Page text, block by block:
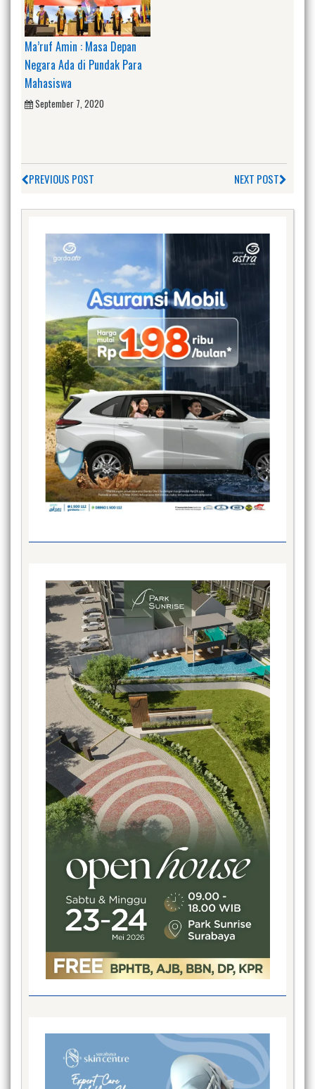
Ma’ruf Amin : Masa Depan
Negara Ada di Pundak Para
Mahasiswa
September 7, 2020
PREVIOUS POST NEXT POST